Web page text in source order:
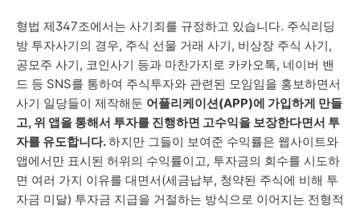
형법 제347조에서는 사기죄를 규정하고 있습니다. 주식리딩
방 투자사기의 경우, 주식 선물 거래 사기, 비상장 주식 사기,
공모주 사기, 코인사기 등과 마찬가지로 카카오톡, 네이버 밴
드 등 SNS를 통하여 주식투자와 관련된 모임임을 홍보하면서
사기 일당들이 제작해둔 어플리케이션(APP)에 가입하게 만들
고, 위 앱을 통해서 투자를 진행하면 고수익을 보장한다면서 투
자를 유도합니다.하지만 그들이 보여준 수익률은 웹사이트와
앱에서만 표시된 허위의 수익률이고, 투자금의 회수를 시도하
면 여러 가지 이유를 대면서(세금납부, 청약된 주식에 비해 투
자금 미달) 투자금 지급을 거절하는 방식으로 이어지는 전형적